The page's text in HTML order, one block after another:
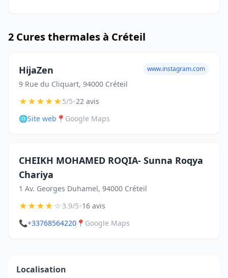
2 Cures thermales à Créteil
HijaZen
9 Rue du Cliquart, 94000 Créteil
www.instagram.com
★★★★★5/5•22 avis
🌐Site web 📍 Google Maps
CHEIKH MOHAMED ROQIA- Sunna Roqya
Chariya
1 Av. Georges Duhamel, 94000 Créteil
★★★★☆3.9/5•16 avis
📞+33768564220 📍 Google Maps
Localisation